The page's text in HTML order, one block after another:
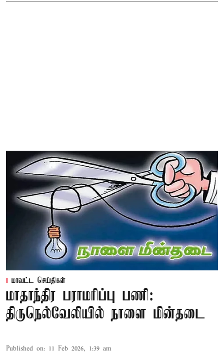
மாவட்ட செய்திகள்
மாதாந்திர பராமரிப்பு பணி:
திருநெல்வேலியில் நாளை மின்தடை
Published on: 11 Feb 2026, 1:39 am